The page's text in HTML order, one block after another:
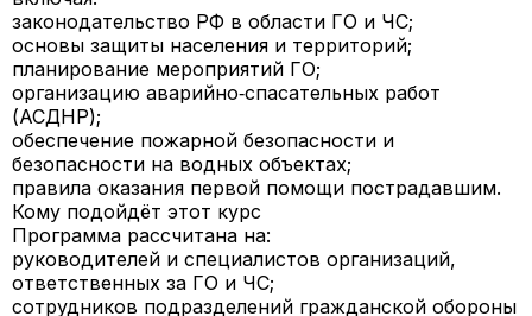
законодательство РФ в области ГО и ЧС;
основы защиты населения и территорий;
планирование мероприятий ГО;
организацию аварийно‑спасательных работ
(АСДНР);
обеспечение пожарной безопасности и
безопасности на водных объектах;
правила оказания первой помощи пострадавшим.
Кому подойдёт этот курс
Программа рассчитана на:
руководителей и специалистов организаций,
ответственных за ГО и ЧС;
сотрудников подразделений гражданской обороны